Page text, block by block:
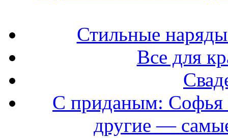
Стильные
Все для
С приданым: Софья
другие —